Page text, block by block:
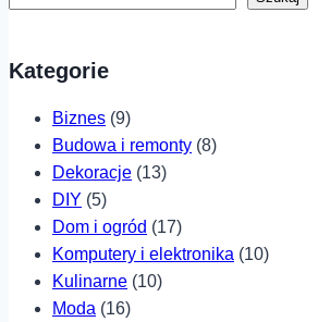
Kategorie
Biznes (9)
Budowa i remonty (8)
Dekoracje (13)
DIY (5)
Dom i ogród (17)
Komputery i elektronika (10)
Kulinarne (10)
Moda (16)